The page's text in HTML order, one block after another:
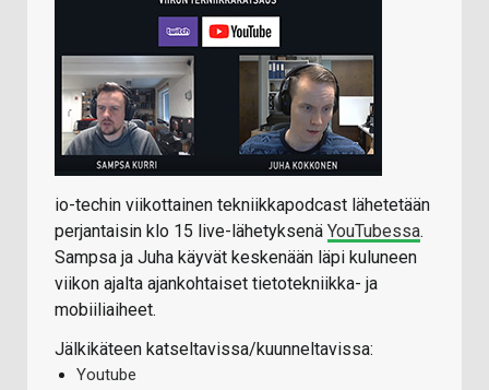
io-techin viikottainen tekniikkapodcast lähetetään
perjantaisin klo 15 live-lähetyksenä YouTubessa.
Sampsa ja Juha käyvät keskenään läpi kuluneen
viikon ajalta ajankohtaiset tietotekniikka- ja
mobiiliaiheet.
Jälkikäteen katseltavissa/kuunneltavissa:
Youtube